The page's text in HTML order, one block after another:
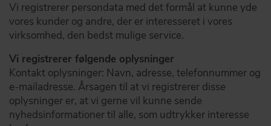
Vi registrerer persondata med det formål at kunne yde
vores kunder og andre, der er interesseret i vores
virksomhed, den bedst mulige service.
Vi registrerer følgende oplysninger
Kontakt oplysninger: Navn, adresse, telefonnummer og
e-mailadresse. Årsagen til at vi registrerer disse
oplysninger er, at vi gerne vil kunne sende
nyhedsinformationer til alle, som udtrykker interesse